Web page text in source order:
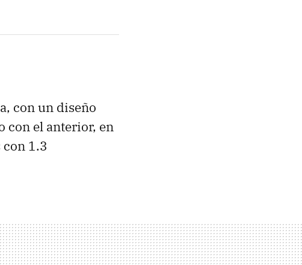
con un diseño
con el anterior, en
1.3